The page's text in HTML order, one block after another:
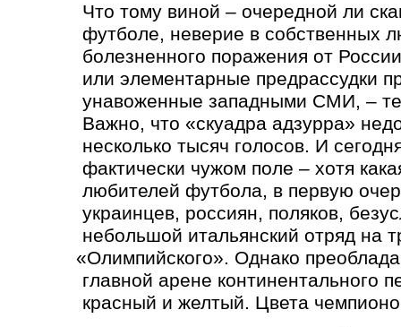
Что тому виной – очередной ли
футболе, неверие в собственных
болезненного поражения от
или элементарные предрассудки
унавоженные западными СМИ, –
Важно, что «скуадра адзурра»
несколько тысяч голосов. И
фактически чужом поле – хотя
любителей футбола, в первую
украинцев, россиян, поляков,
небольшой итальянский отряд на
«Олимпийского». Однако
главной арене континентального
красный и желтый. Цвета